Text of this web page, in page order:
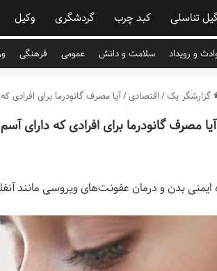
تناسلی کبد چرب گردشگری وکیل
و رویداد سلامت و دانش عمومی فرهنگی
گزارشگر یک/ اقتصادی/آیا مصرف گانودرما برای
آیا مصرف گانودرما برای افرادی که
بدن و درمان عفونت‌های ویروسی مانند